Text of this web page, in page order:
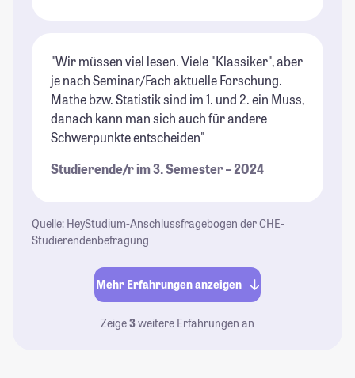
"Wir müssen viel lesen. Viele "Klassiker", aber
je nach Seminar/Fach aktuelle Forschung.
Mathe bzw. Statistik sind im 1. und 2. ein Muss,
danach kann man sich auch für andere
Schwerpunkte entscheiden"
Studierende/r im 3. Semester – 2024
Quelle: HeyStudium-Anschlussfragebogen der CHE-
Studierendenbefragung
Mehr Erfahrungen anzeigen
Zeige3weitere Erfahrungen an